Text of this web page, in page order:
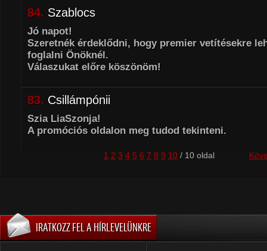
84. Szablocs
​Jó napot!
Szeretnék érdeklődni, hogy premier vetítésekre
foglalni Önöknél.
Válaszukat előre köszönöm!
83. Csillámpónii
Szia LiaSzonja!
A promóciós oldalon meg tudod tekinteni.
1 2 3 4 5 6 7 8 9 10 / 10 oldal
IRATKOZZ FEL A HÍRLEVELÜNKRE